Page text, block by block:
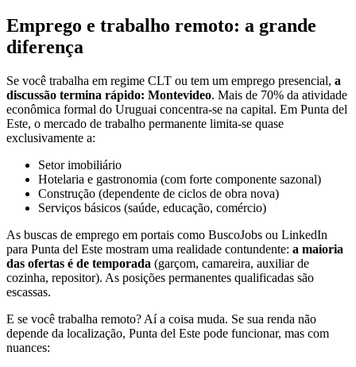
Emprego e trabalho remoto: a grande
diferença
Se você trabalha em regime CLT ou tem um emprego presencial, a
discussão termina rápido: Montevideo. Mais de 70% da atividade
econômica formal do Uruguai concentra-se na capital. Em Punta del
Este, o mercado de trabalho permanente limita-se quase
exclusivamente a:
Setor imobiliário
Hotelaria e gastronomia (com forte componente sazonal)
Construção (dependente de ciclos de obra nova)
Serviços básicos (saúde, educação, comércio)
As buscas de emprego em portais como BuscoJobs ou LinkedIn
para Punta del Este mostram uma realidade contundente: a maioria
das ofertas é de temporada (garçom, camareira, auxiliar de
cozinha, repositor). As posições permanentes qualificadas são
escassas.
E se você trabalha remoto? Aí a coisa muda. Se sua renda não
depende da localização, Punta del Este pode funcionar, mas com
nuances: